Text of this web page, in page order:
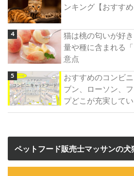
ンキング【おすす
猫は桃の匂いが好
量や種に含まれる
意点
おすすめのコンビ
ブン、ローソン、
プどこが充実してい
ペットフード販売士マッサンの犬